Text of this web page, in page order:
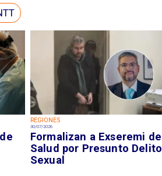
REGIONES
30/07/2026
Formalizan a Exseremi de
Salud por Presunto Delito
Sexual